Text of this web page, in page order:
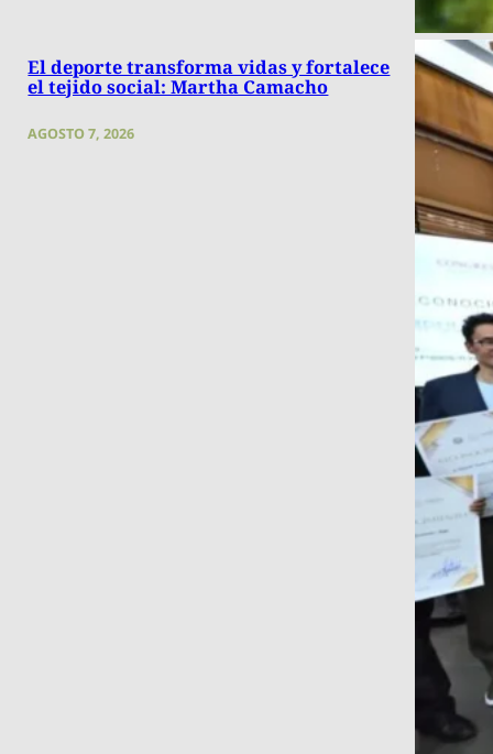
El deporte transforma vidas y fortalece
el tejido social: Martha Camacho
AGOSTO 7, 2026